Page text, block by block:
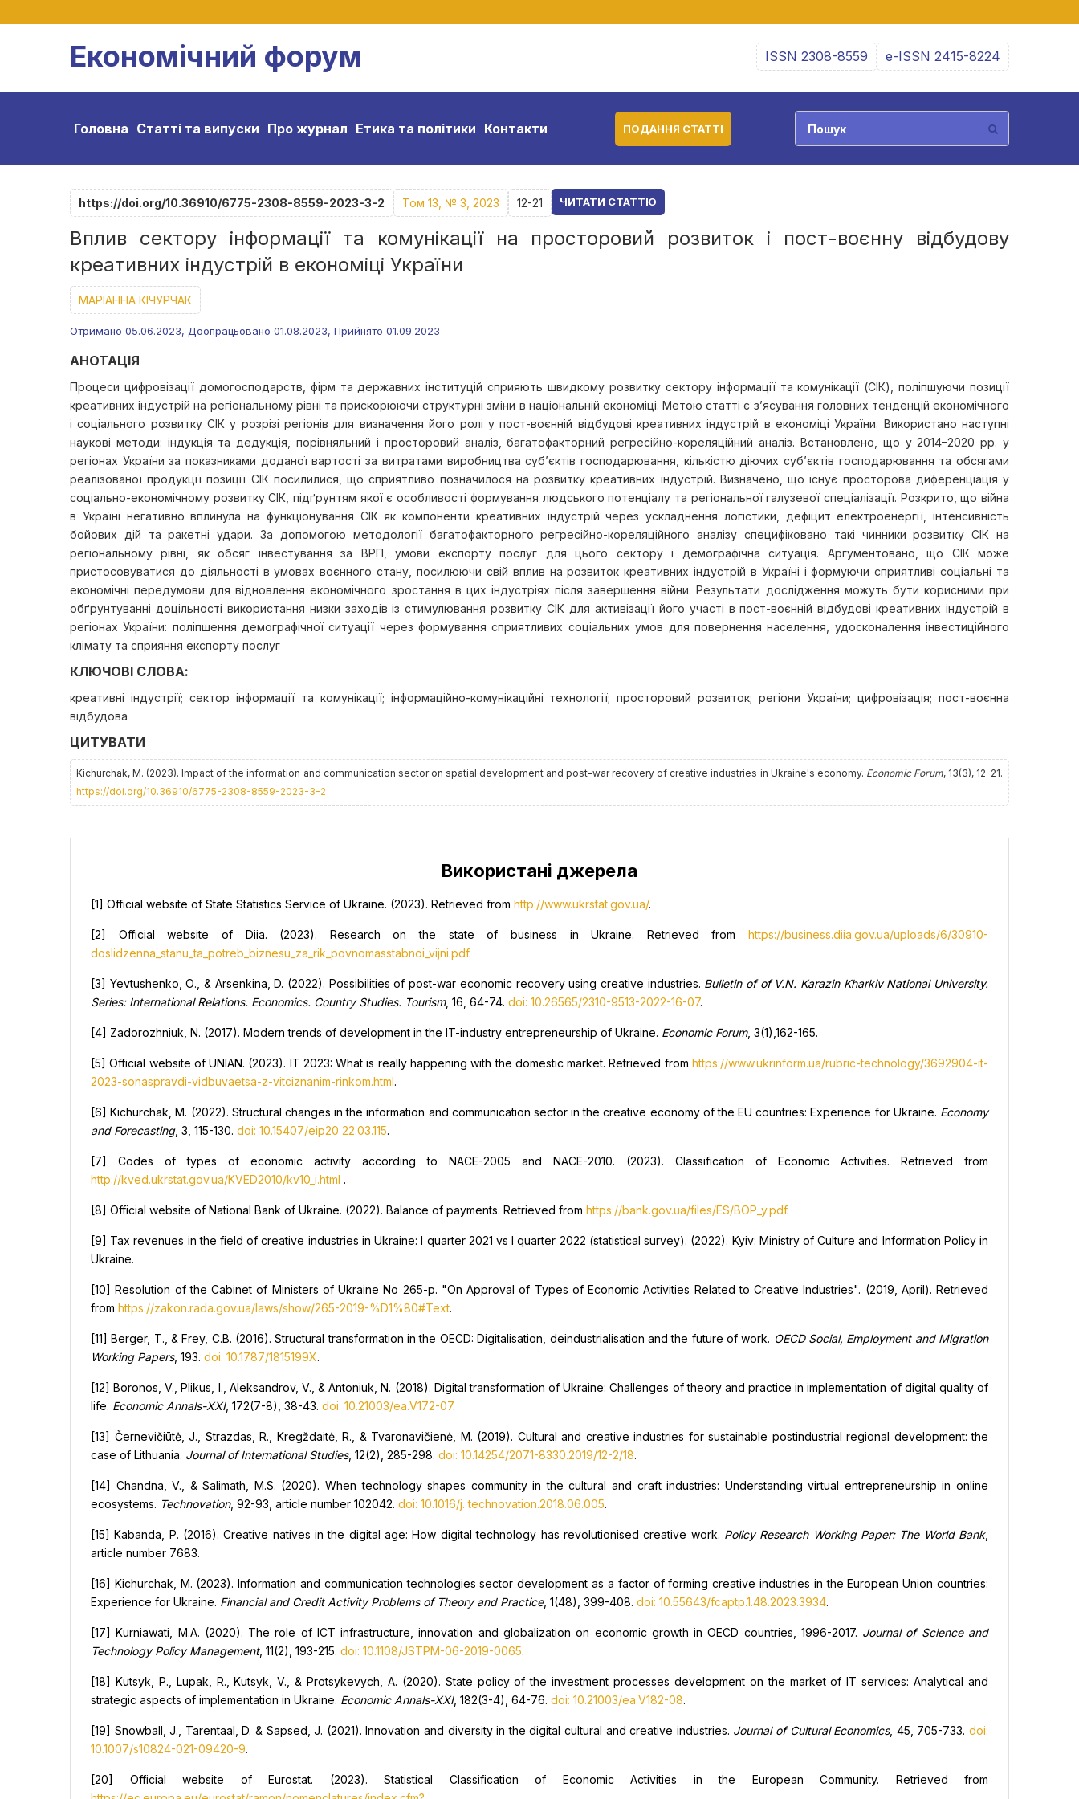
Економічний форум ISSN 2308-8559 e-ISSN 2415-8224
Головна Статті та випуски Про журнал Етика та політики Контакти ПОДАННЯ СТАТТІ
https://doi.org/10.36910/6775-2308-8559-2023-3-2 Том 13, № 3, 2023 12-21 ЧИТАТИ СТАТТЮ
Вплив сектору інформації та комунікації на просторовий розвиток і пост-воєнну відбудову
креативних індустрій в економіці України
МАРІАННА КІЧУРЧАК
Отримано 05.06.2023, Доопрацьовано 01.08.2023, Прийнято 01.09.2023
АНОТАЦІЯ
Процеси цифровізації домогосподарств, фірм та державних інституцій сприяють швидкому розвитку сектору інформації та комунікації (СІК), поліпшуючи позиції
креативних індустрій на регіональному рівні та прискорюючи структурні зміни в національній економіці. Метою статті є з’ясування головних тенденцій економічного
і соціального розвитку СІК у розрізі регіонів для визначення його ролі у пост-воєнній відбудові креативних індустрій в економіці України. Використано наступні
наукові методи: індукція та дедукція, порівняльний і просторовий аналіз, багатофакторний регресійно-кореляційний аналіз. Встановлено, що у 2014–2020 рр. у
регіонах України за показниками доданої вартості за витратами виробництва суб’єктів господарювання, кількістю діючих суб’єктів господарювання та обсягами
реалізованої продукції позиції СІК посилилися, що сприятливо позначилося на розвитку креативних індустрій. Визначено, що існує просторова диференціація у
соціально-економічному розвитку СІК, підґрунтям якої є особливості формування людського потенціалу та регіональної галузевої спеціалізації. Розкрито, що війна
в Україні негативно вплинула на функціонування СІК як компоненти креативних індустрій через ускладнення логістики, дефіцит електроенергії, інтенсивність
бойових дій та ракетні удари. За допомогою методології багатофакторного регресійно-кореляційного аналізу специфіковано такі чинники розвитку СІК на
регіональному рівні, як обсяг інвестування за ВРП, умови експорту послуг для цього сектору і демографічна ситуація. Аргументовано, що СІК може
пристосовуватися до діяльності в умовах воєнного стану, посилюючи свій вплив на розвиток креативних індустрій в Україні і формуючи сприятливі соціальні та
економічні передумови для відновлення економічного зростання в цих індустріях після завершення війни. Результати дослідження можуть бути корисними при
обґрунтуванні доцільності використання низки заходів із стимулювання розвитку СІК для активізації його участі в пост-воєнній відбудові креативних індустрій в
регіонах України: поліпшення демографічної ситуації через формування сприятливих соціальних умов для повернення населення, удосконалення інвестиційного
клімату та сприяння експорту послуг
КЛЮЧОВІ СЛОВА:
креативні індустрії; сектор інформації та комунікації; інформаційно-комунікаційні технології; просторовий розвиток; регіони України; цифровізація; пост-воєнна
відбудова
ЦИТУВАТИ
Kichurchak, M. (2023). Impact of the information and communication sector on spatial development and post-war recovery of creative industries in Ukraine's economy. Economic Forum, 13(3), 12-21.
https://doi.org/10.36910/6775-2308-8559-2023-3-2
Використані джерела
[1] Official website of State Statistics Service of Ukraine. (2023). Retrieved from http://www.ukrstat.gov.ua/.
[2] Official website of Diia. (2023). Research on the state of business in Ukraine. Retrieved from https://business.diia.gov.ua/uploads/6/30910-
doslidzenna_stanu_ta_potreb_biznesu_za_rik_povnomasstabnoi_vijni.pdf.
[3] Yevtushenko, О., & Arsenkina, D. (2022). Рossibilities of post-war economic recovery using creative industries. Bulletin of of V.N. Karazin Kharkiv National University.
Series: International Relations. Economics. Country Studies. Tourism, 16, 64-74. doi: 10.26565/2310-9513-2022-16-07.
[4] Zadorozhniuk, N. (2017). Modern trends of development in the IT-industry entrepreneurship of Ukraine. Economic Forum, 3(1),162-165.
[5] Official website of UNIAN. (2023). IT 2023: What is really happening with the domestic market. Retrieved from https://www.ukrinform.ua/rubric-technology/3692904-it-
2023-sonaspravdi-vidbuvaetsa-z-vitciznanim-rinkom.html.
[6] Kichurchak, M. (2022). Structural changes in the information and communication sector in the creative economy of the EU countries: Experience for Ukraine. Economy
and Forecasting, 3, 115-130. doi: 10.15407/eip20 22.03.115.
[7] Codes of types of economic activity according to NACE-2005 and NACE-2010. (2023). Classification of Economic Activities. Retrieved from
http://kved.ukrstat.gov.ua/KVED2010/kv10_i.html .
[8] Official website of National Bank of Ukraine. (2022). Balance of payments. Retrieved from https://bank.gov.ua/files/ES/BOP_y.pdf.
[9] Tax revenues in the field of creative industries in Ukraine: I quarter 2021 vs I quarter 2022 (statistical survey). (2022). Kyiv: Ministry of Culture and Information Policy in
Ukraine.
[10] Resolution of the Cabinet of Ministers of Ukraine No 265-p. "On Approval of Types of Economic Activities Related to Creative Industries". (2019, April). Retrieved
from https://zakon.rada.gov.ua/laws/show/265-2019-%D1%80#Text.
[11] Berger, T., & Frey, C.B. (2016). Structural transformation in the OECD: Digitalisation, deindustrialisation and the future of work. OECD Social, Employment and Migration
Working Papers, 193. doi: 10.1787/1815199X.
[12] Boronos, V., Plikus, I., Aleksandrov, V., & Antoniuk, N. (2018). Digital transformation of Ukraine: Challenges of theory and practice in implementation of digital quality of
life. Economic Annals-XXI, 172(7-8), 38-43. doi: 10.21003/ea.V172-07.
[13] Černevičiūtė, J., Strazdas, R., Kregždaitė, R., & Tvaronavičienė, M. (2019). Cultural and creative industries for sustainable postindustrial regional development: the
case of Lithuania. Journal of International Studies, 12(2), 285-298. doi: 10.14254/2071-8330.2019/12-2/18.
[14] Chandna, V., & Salimath, M.S. (2020). When technology shapes community in the cultural and craft industries: Understanding virtual entrepreneurship in online
ecosystems. Technovation, 92-93, article number 102042. doi: 10.1016/j. technovation.2018.06.005.
[15] Kabanda, P. (2016). Creative natives in the digital age: How digital technology has revolutionised creative work. Policy Research Working Paper: The World Bank,
article number 7683.
[16] Kichurchak, M. (2023). Information and communication technologies sector development as a factor of forming creative industries in the European Union countries:
Experience for Ukraine. Financial and Credit Activity Problems of Theory and Practice, 1(48), 399-408. doi: 10.55643/fcaptp.1.48.2023.3934.
[17] Kurniawati, M.A. (2020). The role of ICT infrastructure, innovation and globalization on economic growth in OECD countries, 1996-2017. Journal of Science and
Technology Policy Management, 11(2), 193-215. doi: 10.1108/JSTPM-06-2019-0065.
[18] Kutsyk, P., Lupak, R., Kutsyk, V., & Protsykevych, A. (2020). State policy of the investment processes development on the market of IT services: Analytical and
strategic aspects of implementation in Ukraine. Economic Annals-XXI, 182(3-4), 64-76. doi: 10.21003/ea.V182-08.
[19] Snowball, J., Tarentaal, D. & Sapsed, J. (2021). Innovation and diversity in the digital cultural and creative industries. Journal of Cultural Economics, 45, 705-733.doi:
10.1007/s10824-021-09420-9.
[20] Official website of Eurostat. (2023). Statistical Classification of Economic Activities in the European Community. Retrieved from